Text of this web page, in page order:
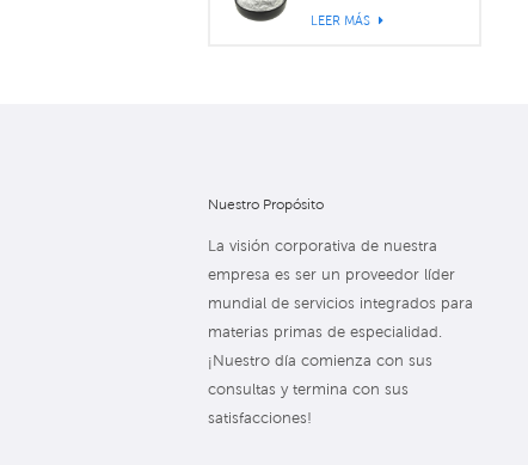
04-9
LEER MÁS
Nuestro Propósito
La visión corporativa de nuestra
empresa es ser un proveedor líder
mundial de servicios integrados para
materias primas de especialidad.
¡Nuestro día comienza con sus
consultas y termina con sus
satisfacciones!